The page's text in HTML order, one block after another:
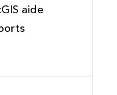
aide